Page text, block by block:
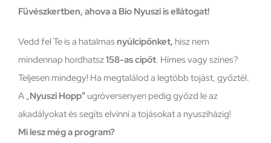
Füvészkertben, ahova a Bio Nyuszi is ellátogat!
Vedd fel Te is a hatalmas nyúlcipőnket, hisz nem
mindennap hordhatsz158-as cipőt. Hímes vagy színes?
Teljesen mindegy! Ha megtalálod a legtöbb tojást, győztél.
A „Nyuszi Hopp” ugróversenyen pedig győzd le az
akadályokat és segíts elvinni a tojásokat a nyusziházig!
Mi lesz még a program?